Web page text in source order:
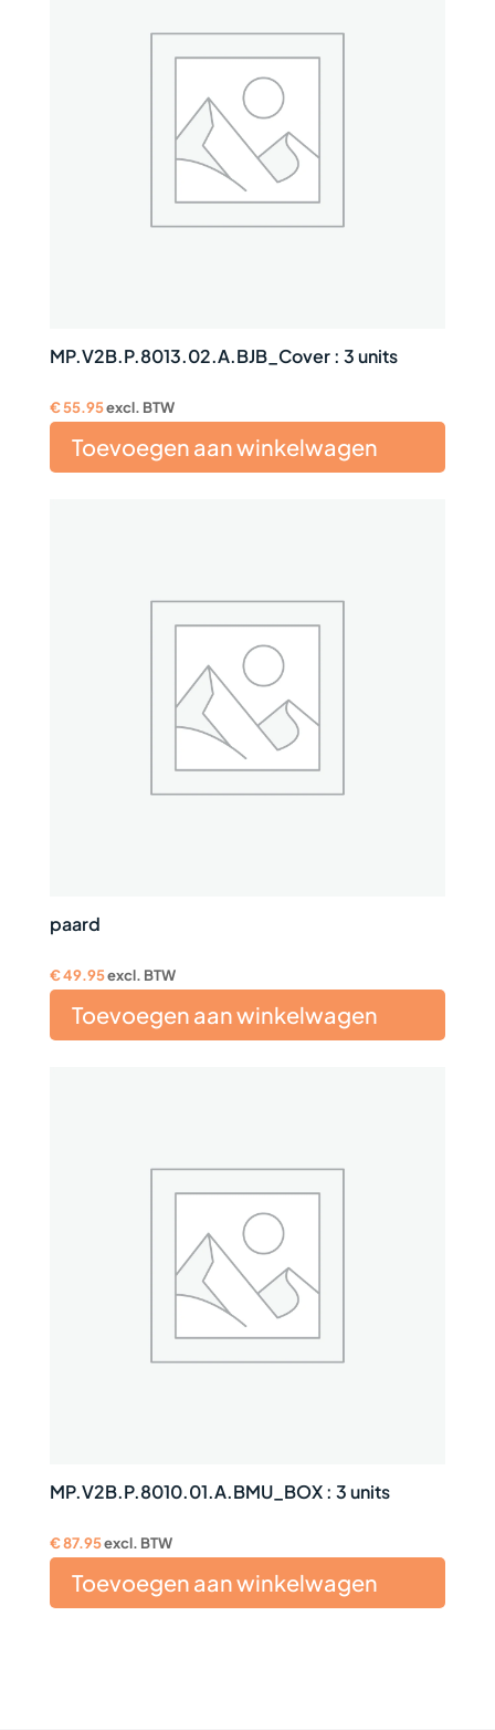
MP.V2B.P.8013.02.A.BJB_Cover : 3 units
€55.95excl. BTW
Toevoegen aan winkelwagen
paard
€49.95excl. BTW
Toevoegen aan winkelwagen
MP.V2B.P.8010.01.A.BMU_BOX : 3 units
€87.95excl. BTW
Toevoegen aan winkelwagen